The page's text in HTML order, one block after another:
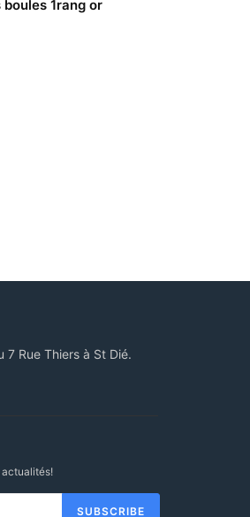
1rang or
Rue Thiers à St Dié.
actualités!
SUBSCRIBE